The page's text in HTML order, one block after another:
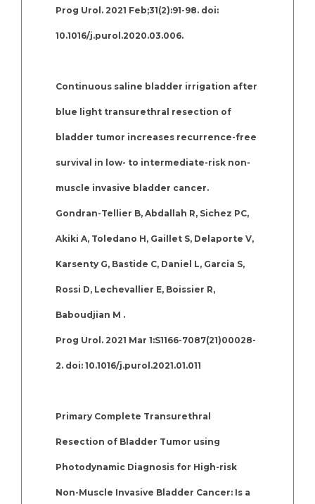
Prog Urol. 2021 Feb;31(2):91-98. doi:
10.1016/j.purol.2020.03.006.
Continuous saline bladder irrigation after
blue light transurethral resection of
bladder tumor increases recurrence-free
survival in low- to intermediate-risk non-
muscle invasive bladder cancer.
Gondran-Tellier B, Abdallah R, Sichez PC,
Akiki A, Toledano H, Gaillet S, Delaporte V,
Karsenty G, Bastide C, Daniel L, Garcia S,
Rossi D, Lechevallier E, Boissier R,
Baboudjian M .
Prog Urol. 2021 Mar 1:S1166-7087(21)00028-
2. doi: 10.1016/j.purol.2021.01.011
Primary Complete Transurethral
Resection of Bladder Tumor using
Photodynamic Diagnosis for High-risk
Non-Muscle Invasive Bladder Cancer: Is a